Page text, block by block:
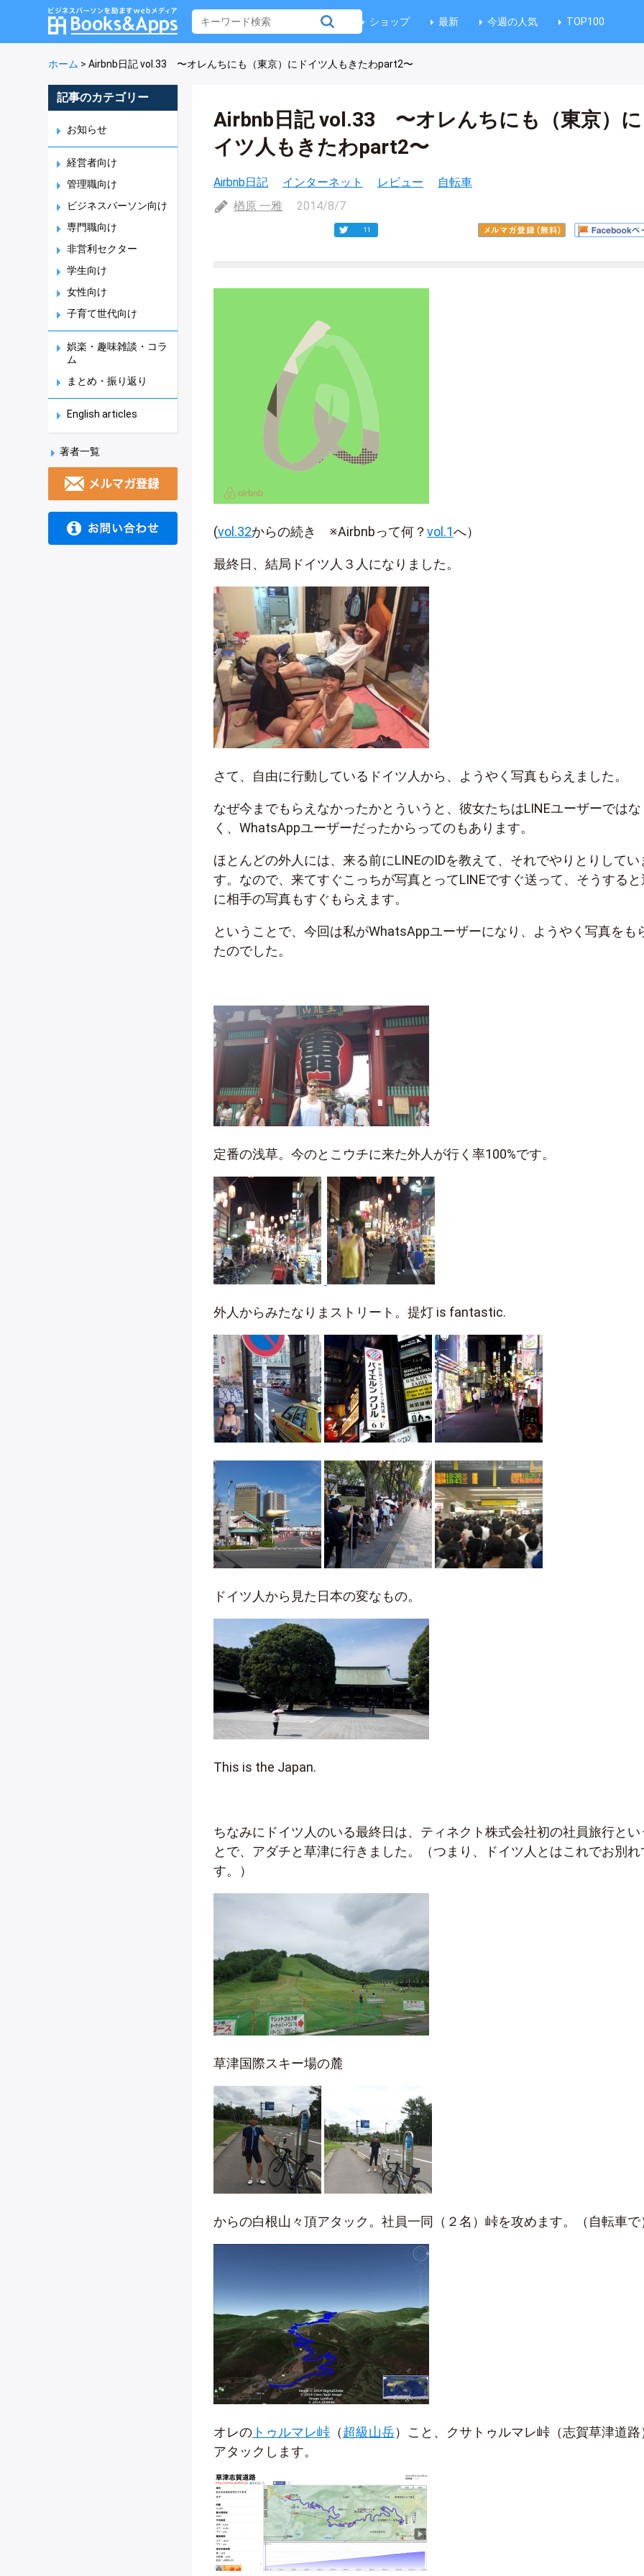
ショップ 最新 今週の人気 TOP100
ホーム > Airbnb日記 vol.33 〜オレんちにも（東京）にドイツ人もきたわpart2〜
記事のカテゴリー
お知らせ
経営者向け
管理職向け
ビジネスパーソン向け
専門職向け
非営利セクター
学生向け
女性向け
子育て世代向け
娯楽・趣味雑談・コラ
ム
まとめ・振り返り
English articles
著者一覧
Airbnb日記 vol.33 〜オレんちにも（東京）
イツ人もきたわpart2〜
Airbnb日記 インターネット レビュー
自転車
楢原 一雅
2014/8/7
11
(vol.32からの続き ※Airbnbって何？ vol.1へ）
最終日、結局ドイツ人３人になりました。
さて、自由に行動しているドイツ人から、ようやく写真もらえました。
なぜ今までもらえなかったかとういうと、彼女たちはLINEユーザーではな
く、WhatsAppユーザーだったからってのもあります。
ほとんどの外人には、来る前にLINEのIDを教えて、それでやりとりしてい
す。なので、来てすぐこっちが写真とってLINEですぐ送って、そうすると
に相手の写真もすぐもらえます。
ということで、今回は私がWhatsAppユーザーになり、ようやく写真をも
たのでした。
定番の浅草。今のとこウチに来た外人が行く率100%です。
外人からみたなりまストリート。提灯 is fantastic.
ドイツ人から見た日本の変なもの。
This is the Japan.
ちなみにドイツ人のいる最終日は、ティネクト株式会社初の社員旅行とい
とで、アダチと草津に行きました。（つまり、ドイツ人とはこれでお別れ
す。）
草津国際スキー場の麓
からの白根山々頂アタック。社員一同（２名）峠を攻めます。（自転車で
オレの トゥルマレ峠 （超級山岳）こと、クサトゥルマレ峠（志賀草津道路
アタックします。